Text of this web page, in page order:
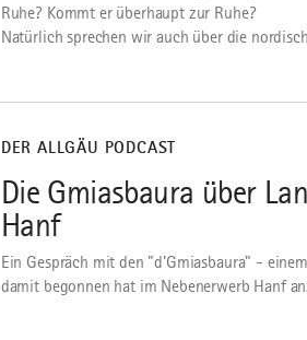
Ruhe? Kommt er überhaupt zur Ruhe?
Natürlich sprechen wir auch über die
DER ALLGÄU PODCAST
Die Gmiasbaura über
Hanf
Ein Gespräch mit den "d'Gmiasbaura" -
damit begonnen hat im Nebenerwerb Hanf